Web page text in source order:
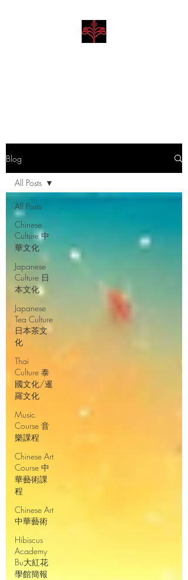
Blog
All Posts
Chinese
Culture 中
華文化
Japanese
Culture 日
本文化
Japanese
Tea Culture
日本茶文
化
Thai
Culture 泰
國文化/暹
羅文化
Music
Course 音
樂課程
Chinese Art
Course 中
華藝術課
程
Chinese Art
中華藝術
Hibiscus
Academy
Bu大紅花
學館簡報
All Posts